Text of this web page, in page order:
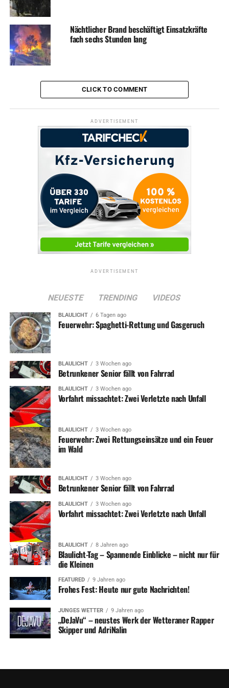
zudem auf einen Walkact, ein Percussion-Ensemble und
die Cheerleader von Phoenix Hagen freuen. Für die
kleinen Gäste ist mit einer Hüpfburg und einer Tombola
natürlich auch gesorgt. Die Moderation während des
Brückenlaufes übernimmt Radiomoderator Daniel Chur.
Grafik: Veranstalter-Website
ADVERTISEMENT
RELATED TOPICS: INKLUSION NEWS SOZIALES TERMINE
Weihnachtsmarkt: Mitmacher gesucht!
DON'T MISS
Polizei fahndet nach Räuber: Wer kennt diesen Mann?
Nächtlicher Brand beschäftigt Einsatzkräfte
fach sechs Stunden lang
CLICK TO COMMENT
ADVERTISEMENT
ADVERTISEMENT
NEUESTE TRENDING VIDEOS
BLAULICHT 6 Tagen ago
Feuerwehr: Spaghetti-Rettung und Gasgeruch
BLAULICHT 3 Wochen ago
Betrunkener Senior fällt von Fahrrad
BLAULICHT 3 Wochen ago
Vorfahrt missachtet: Zwei Verletzte nach Unfall
BLAULICHT 3 Wochen ago
Feuerwehr: Zwei Rettungseinsätze und ein Feuer
im Wald
BLAULICHT 3 Wochen ago
Betrunkener Senior fällt von Fahrrad
BLAULICHT 3 Wochen ago
Vorfahrt missachtet: Zwei Verletzte nach Unfall
BLAULICHT 8 Jahren ago
Blaulicht-Tag – Spannende Einblicke – nicht nur für
die Kleinen
FEATURED 9 Jahren ago
Frohes Fest: Heute nur gute Nachrichten!
JUNGES WETTER 9 Jahren ago
„DeJaVu“ – neustes Werk der Wetteraner Rapper
Skipper und AdriNalin